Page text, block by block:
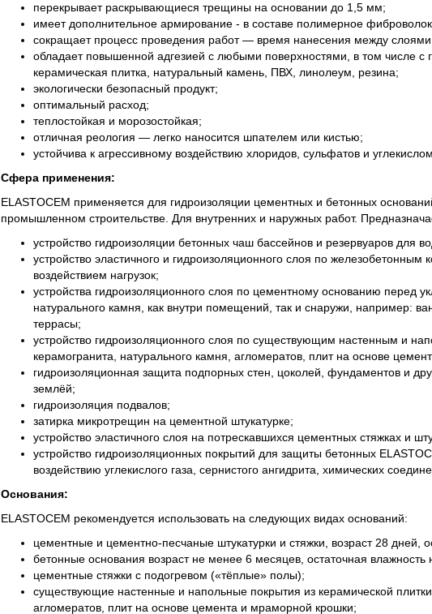
перекрывает раскрывающиеся трещины на основании до 1,5 мм;
имеет дополнительное армирование - в составе полимерное
сокращает процесс проведения работ — время нанесения между слоями
обладает повышенной адгезией с любыми поверхностями, в том числе с
керамическая плитка, натуральный камень, ПВХ, линолеум, резина;
экологически безопасный продукт;
оптимальный расход;
теплостойкая и морозостойкая;
отличная реология — легко наносится шпателем или кистью;
устойчива к агрессивному воздействию хлоридов, сульфатов и
Сфера применения:
ELASTOCEM применяется для гидроизоляции цементных и бетонных
промышленном строительстве. Для внутренних и наружных работ.
устройство гидроизоляции бетонных чаш бассейнов и резервуаров для
устройство эластичного и гидроизоляционного слоя по
воздействием нагрузок;
устройства гидроизоляционного слоя по цементному основанию перед
натурального камня, как внутри помещений, так и снаружи, например:
террасы;
устройство гидроизоляционного слоя по существующим настенным и
керамогранита, натурального камня, агломератов, плит на основе
гидроизоляционная защита подпорных стен, цоколей, фундаментов и
землёй;
гидроизоляция подвалов;
затирка микротрещин на цементной штукатурке;
устройство эластичного слоя на потрескавшихся цементных стяжках и
устройство гидроизоляционных покрытий для защиты бетонных
воздействию углекислого газа, сернистого ангидрита, химических
Основания:
ELASTOCEM рекомендуется использовать на следующих видах оснований:
цементные и цементно-песчаные штукатурки и стяжки, возраст 28 дней,
бетонные основания возраст не менее 6 месяцев, остаточная влажность
цементные стяжки с подогревом («тёплые» полы);
существующие настенные и напольные покрытия из керамической
агломератов, плит на основе цемента и мраморной крошки;